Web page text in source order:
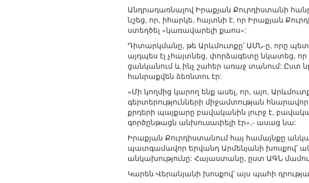
Անդրադառնալով Իրաքյան Քուրդիստանի
նշեց, որ, իհարկե, հայտնի է, որ Իրաքյան
ստեղծել «կառավարելի քաոս»:
Դիտարկմանը, թե Արևմուտքը՝ ԱՄՆ-ը, որը
այդպես էլ չհայտնեց, փորձագետը նկատեց, որ
ցանկանում և ինչ շահեր առաջ տանում: Ըստ
հանրաքվեն ձեռնտու էր:
«Մի կողմից կարող ենք ասել, որ, այո,
գերտերությունների միջամտության հնարավոր
քրդերի պայքարը բավականին լուրջ է,
գործընթացն անխուսափելի էր»,- ասաց նա:
Իրաքյան Քուրդիստանում հայ համայնքը
պատգամավոր Երվանդ Արմենյանի խոսքով՝
անկախությունը: Հայաստանը, ըստ ԱԳՆ
Կարեն Վերանյանի խոսքով՝ այս պահի